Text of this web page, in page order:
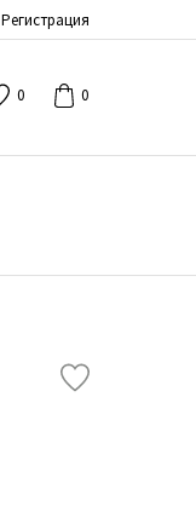
Регистрация
0 0